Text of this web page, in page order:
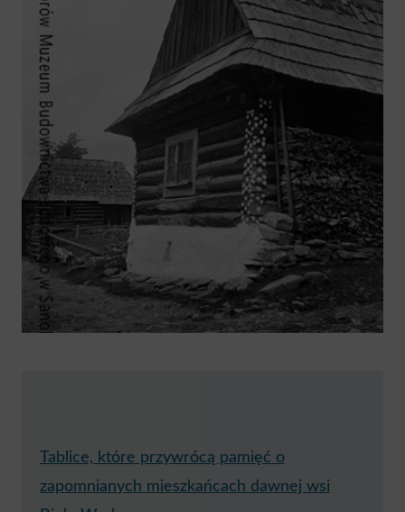
Tablice, które przywrócą pamięć o
zapomnianych mieszkańcach dawnej wsi